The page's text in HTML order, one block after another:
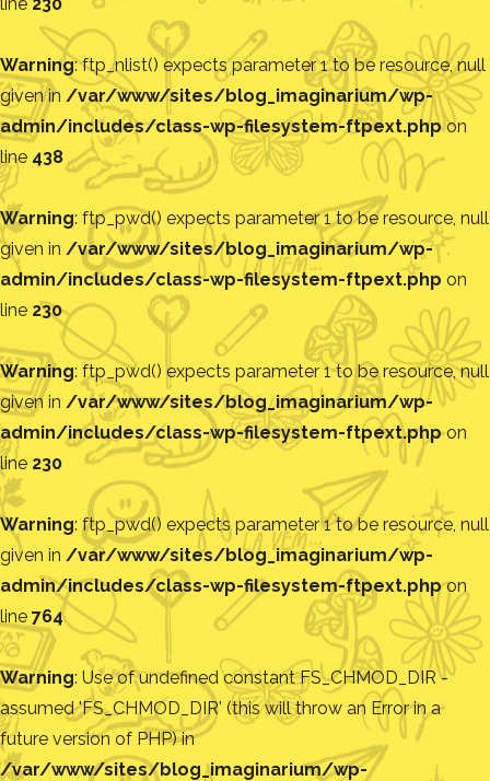
Warning: ftp_nlist() expects parameter 1 to be resource, null
given in /var/www/sites/blog_imaginarium/wp-
admin/includes/class-wp-filesystem-ftpext.phpon
line 438
Warning: ftp_pwd() expects parameter 1 to be resource, null
given in /var/www/sites/blog_imaginarium/wp-
admin/includes/class-wp-filesystem-ftpext.php on
line 230
Warning: ftp_pwd() expects parameter 1 to be resource, null
given in /var/www/sites/blog_imaginarium/wp-
admin/includes/class-wp-filesystem-ftpext.phpon
line 230
Warning: ftp_pwd() expects parameter 1 to be resource, null
given in /var/www/sites/blog_imaginarium/wp-
admin/includes/class-wp-filesystem-ftpext.phpon
line 764
Warning: Use of undefined constant FS_CHMOD_DIR -
assumed 'FS_CHMOD_DIR' (this will throw an Error in a
future version of PHP) in
/var/www/sites/blog_imaginarium/wp-